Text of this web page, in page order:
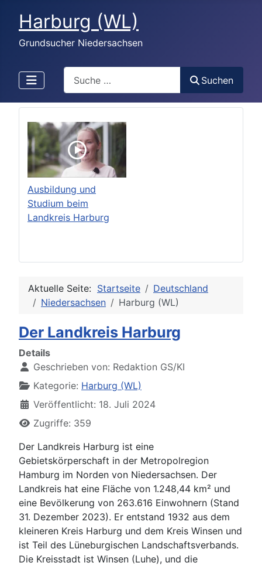
Harburg (WL)
Grundsucher Niedersachsen
Suchen
Ausbildung und
Studium beim
Landkreis Harburg
Aktuelle Seite: Startseite
Deutschland
Niedersachsen
Harburg (WL)
Der Landkreis Harburg
Details
Geschrieben von: Redaktion GS/KI
Kategorie: Harburg (WL)
Veröffentlicht: 18. Juli 2024
Zugriffe: 359
Der Landkreis Harburg ist eine
Gebietskörperschaft in der Metropolregion
Hamburg im Norden von Niedersachsen. Der
Landkreis hat eine Fläche von 1.248,44 km² und
eine Bevölkerung von 263.616 Einwohnern (Stand
31. Dezember 2023). Er entstand 1932 aus dem
kleineren Kreis Harburg und dem Kreis Winsen und
ist Teil des Lüneburgischen Landschaftsverbands.
Die Kreisstadt ist Winsen (Luhe), und die